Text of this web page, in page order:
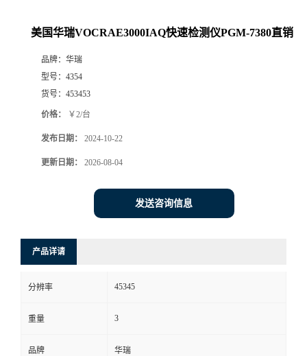
厅
方
式
在
美国华瑞VOCRAE3000IAQ快速检测仪PGM-7380直销
品牌： 华瑞
型号： 4354
货号： 453453
价格： ￥2/台
发布日期： 2024-10-22
更新日期： 2026-08-04
发送咨询信息
产品详请
分辨率 45345
重量 3
品牌 华瑞